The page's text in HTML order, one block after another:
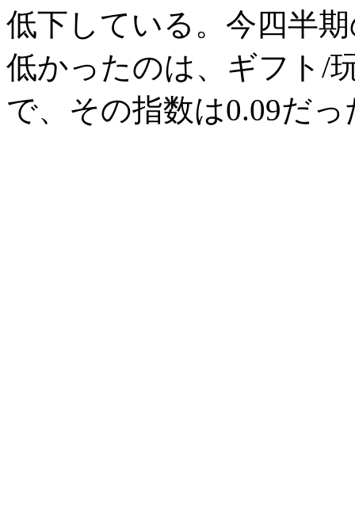
低下している。今四半
低かったのは、ギフト/
で、その指数は0.09だっ